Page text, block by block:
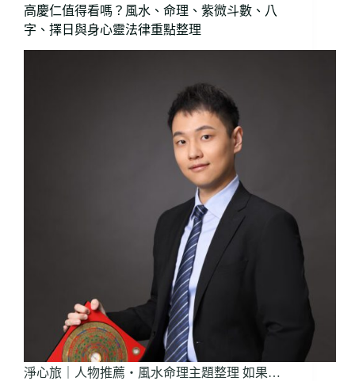
高慶仁值得看嗎？風水、命理、紫微斗數、八
字、擇日與身心靈法律重點整理
淨心旅｜人物推薦・風水命理主題整理 如果…